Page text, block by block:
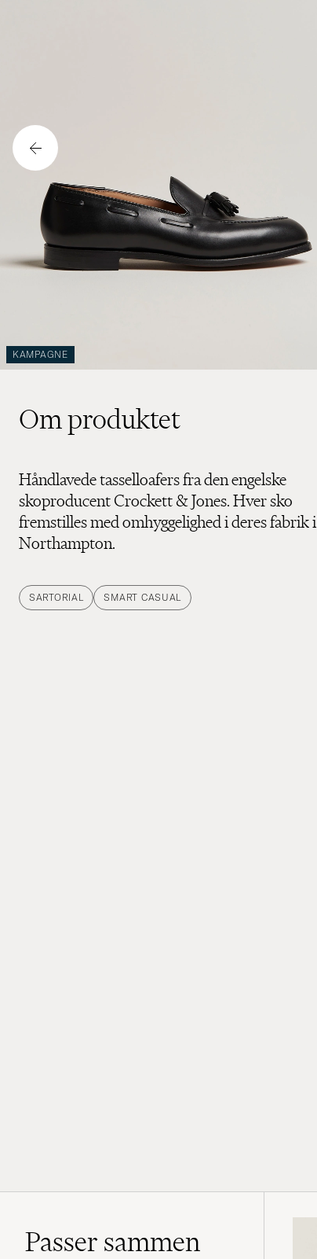
KAMPAGNE
Om produktet
Håndlavede tasselloafers fra den engelske
skoproducent Crockett & Jones. Hver sko
fremstilles med omhyggelighed i deres fabrik i
Northampton.
SARTORIAL SMART CASUAL
Passer sammen